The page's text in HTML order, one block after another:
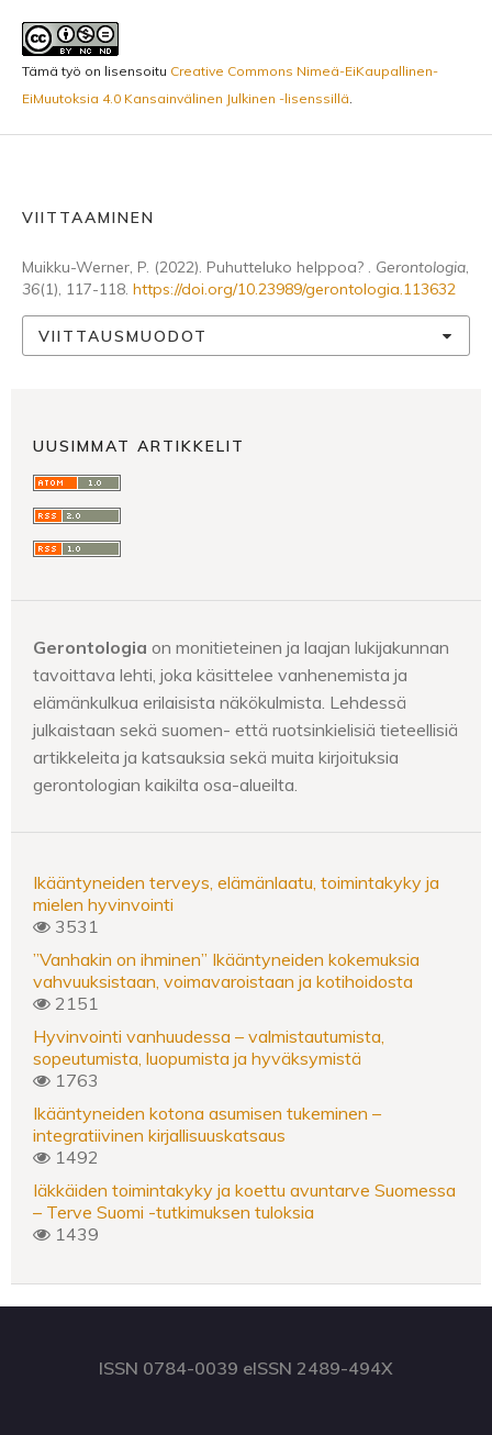
Tämä työ on lisensoitu Creative Commons Nimeä-EiKaupallinen-
EiMuutoksia 4.0 Kansainvälinen Julkinen -lisenssillä.
VIITTAAMINEN
Muikku-Werner, P. (2022). Puhutteluko helppoa? . Gerontologia,
36(1), 117-118. https://doi.org/10.23989/gerontologia.113632
VIITTAUSMUODOT
UUSIMMAT ARTIKKELIT
Gerontologia on monitieteinen ja laajan lukijakunnan
tavoittava lehti, joka käsittelee vanhenemista ja
elämänkulkua erilaisista näkökulmista. Lehdessä
julkaistaan sekä suomen- että ruotsinkielisiä tieteellisiä
artikkeleita ja katsauksia sekä muita kirjoituksia
gerontologian kaikilta osa-alueilta.
Ikääntyneiden terveys, elämänlaatu, toimintakyky ja
mielen hyvinvointi
3531
”Vanhakin on ihminen” Ikääntyneiden kokemuksia
vahvuuksistaan, voimavaroistaan ja kotihoidosta
2151
Hyvinvointi vanhuudessa – valmistautumista,
sopeutumista, luopumista ja hyväksymistä
1763
Ikääntyneiden kotona asumisen tukeminen –
integratiivinen kirjallisuuskatsaus
1492
Iäkkäiden toimintakyky ja koettu avuntarve Suomessa
– Terve Suomi -tutkimuksen tuloksia
1439
ISSN 0784-0039 eISSN 2489-494X